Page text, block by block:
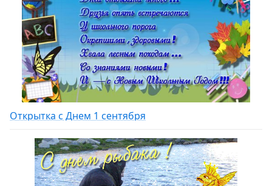
Открытка с Днем 1 сентября